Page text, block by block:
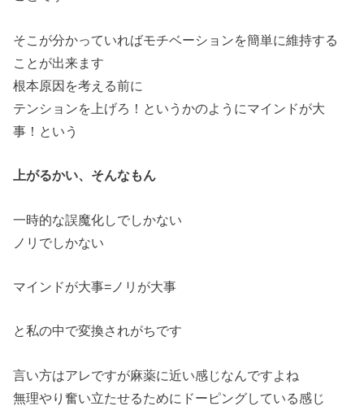
そこが分かっていればモチベーションを簡単に維持する
ことが出来ます
根本原因を考える前に
テンションを上げろ！というかのようにマインドが大
事！という
上がるかい、そんなもん
一時的な誤魔化しでしかない
ノリでしかない
マインドが大事=ノリが大事
と私の中で変換されがちです
言い方はアレですが麻薬に近い感じなんですよね
無理やり奮い立たせるためにドーピングしている感じ